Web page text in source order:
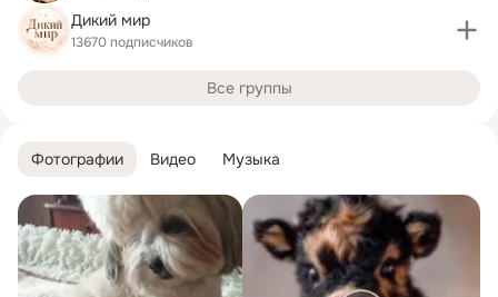
Фотографии Видео Музыка
Дикий мир
13670 подписчиков
Все группы